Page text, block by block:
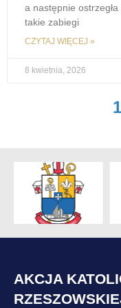
a następnie
takie zabiegi
CZYTAJ WIĘCEJ »
8 kwietnia, 2026
1
AKCJA